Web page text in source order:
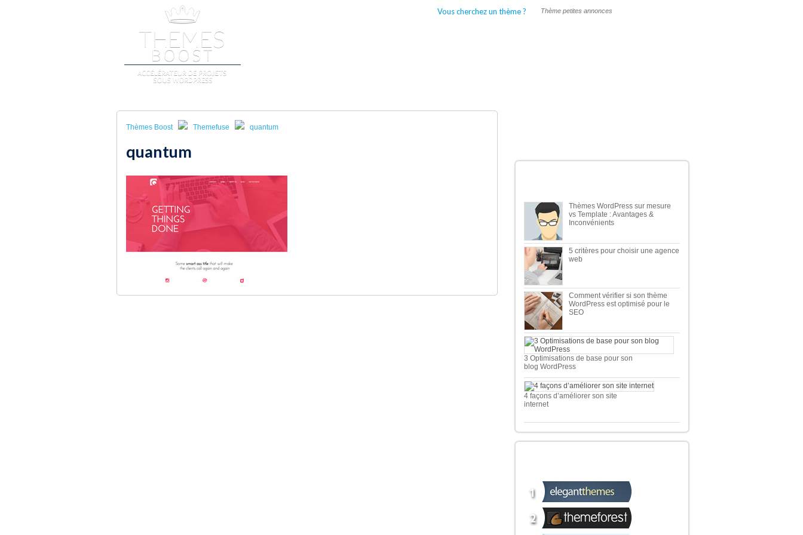
Vous cherchez un thème ?
Thèmes Boost Themefuse quantum
quantum
Thèmes WordPress sur mesure
vs Template : Avantages &
Inconvénients
5 critères pour choisir une agence
web
Comment vérifier si son thème
WordPress est optimisé pour le
SEO
3 Optimisations de base pour son
blog WordPress
4 façons d’améliorer son site
internet